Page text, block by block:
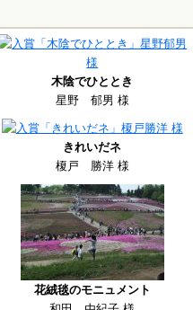
木陰でひととき
星野 郁男 様
きれいだネ
榎戸 勝洋 様
花絨毯のモニュメント